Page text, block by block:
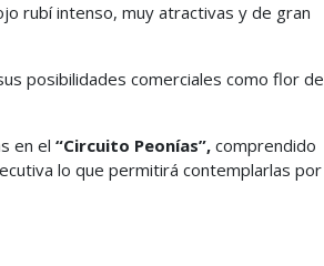
rubí intenso, muy atractivas y de gran
posibilidades comerciales como flor de
en el “Circuito Peonías”, comprendido
lo que permitirá contemplarlas por